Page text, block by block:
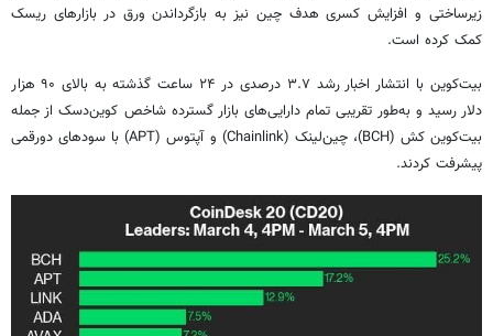
زیرساختی و افزایش کسری هدف چین نیز به بازگرداندن ورق در بازارهای ریسک
کمک کرده است.
بیت‌کوین با انتشار اخبار رشد ۳.۷ درصدی در ۲۴ ساعت گذشته به بالای ۹۰ هزار
دلار رسید و به‌طور تقریبی تمام دارایی‌های بازار گسترده شاخص کوین‌دسکاز جمله
بیت‌کوین کش (BCH)، چین‌لینک (Chainlink) و
آپتوس
(APT) با سودهای دورقمی
پیشرفت کردند.